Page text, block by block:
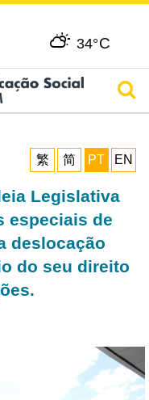
34°C
繁
简 PT EN
Legislativa
especiais de
deslocação
do seu direito